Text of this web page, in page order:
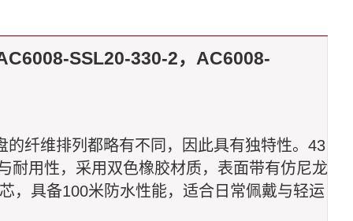
SSL20-330-2，AC6008-
纤维排列都略有不同，因此具有独特性。43
耐用性，采用双色橡胶材质，表面带有仿尼龙
，具备100米防水性能，适合日常佩戴与轻运